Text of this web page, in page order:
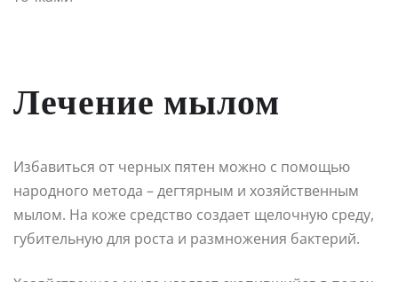
Лечение мылом
Избавиться от черных пятен можно с помощью
народного метода – дегтярным и хозяйственным
мылом. На коже средство создает щелочную среду,
губительную для роста и размножения бактерий.